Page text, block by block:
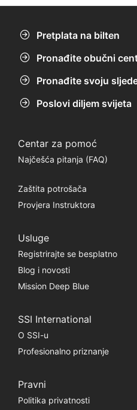
Pretplata na bilten
Pronađite obučni
Pronađite svoju
Poslovi diljem svijeta
Centar za pomoć
Najčešća pitanja (FAQ)
Zaštita potrošača
Provjera Instruktora
Usluge
Registrirajte se besplatno
Blog i novosti
Mission Deep Blue
SSI International
O SSI-u
Profesionalno priznanje
Pravni
Politika privatnosti